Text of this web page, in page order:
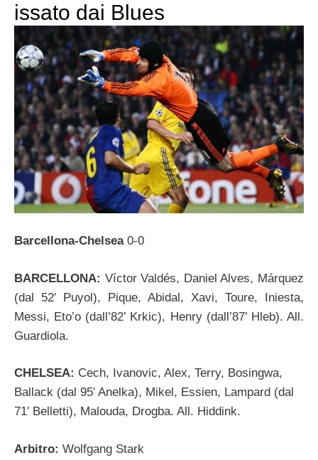
issato dai Blues
Barcellona-Chelsea 0-0
BARCELLONA: Víctor Valdés, Daniel Alves, Márquez
(dal 52′ Puyol), Pique, Abidal, Xavi, Toure, Iniesta,
Messi, Eto’o (dall’82’ Krkic), Henry (dall’87’ Hleb). All.
Guardiola.
CHELSEA: Cech, Ivanovic, Alex, Terry, Bosingwa,
Ballack (dal 95′ Anelka), Mikel, Essien, Lampard (dal
71′ Belletti), Malouda, Drogba. All. Hiddink.
Arbitro: Wolfgang Stark